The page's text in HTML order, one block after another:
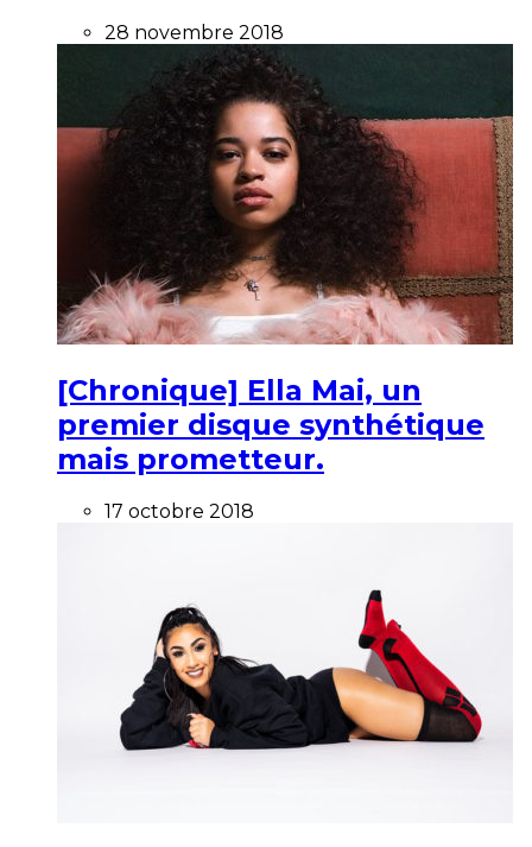
28 novembre 2018
[Chronique] Ella Mai, un
premier disque synthétique
mais prometteur.
17 octobre 2018